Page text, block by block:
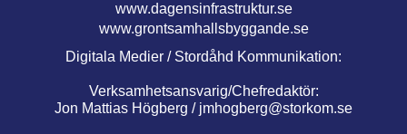
www.dagensinfrastruktur.se
www.grontsamhallsbyggande.se
Digitala Medier / Stordåhd Kommunikation:
Verksamhetsansvarig/Chefredaktör:
Jon Mattias Högberg / jmhogberg@storkom.se